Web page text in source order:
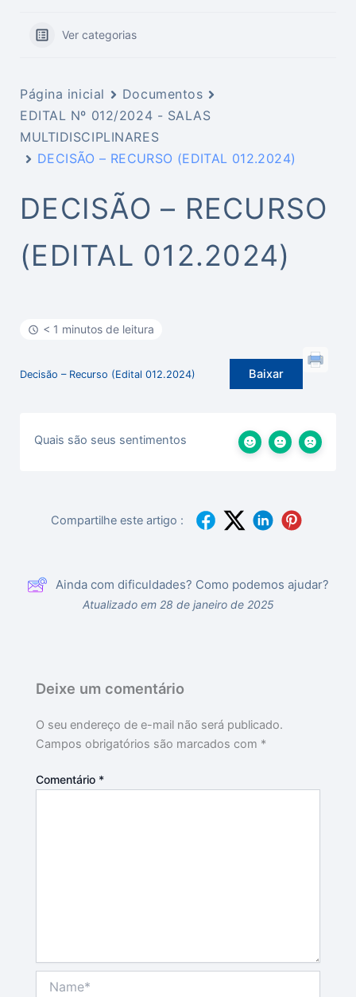
Ver categorias
Página inicial
Documentos
EDITAL Nº 012/2024 - SALAS
MULTIDISCIPLINARES
DECISÃO – RECURSO (EDITAL 012.2024)
DECISÃO – RECURSO
(EDITAL 012.2024)
< 1 minutos de leitura
Decisão – Recurso (Edital 012.2024) Baixar
Quais são seus sentimentos
Compartilhe este artigo :
Ainda com dificuldades? Como podemos ajudar?
Atualizado em 28 de janeiro de 2025
Deixe um comentário
O seu endereço de e-mail não será publicado.
Campos obrigatórios são marcados com *
Comentário *